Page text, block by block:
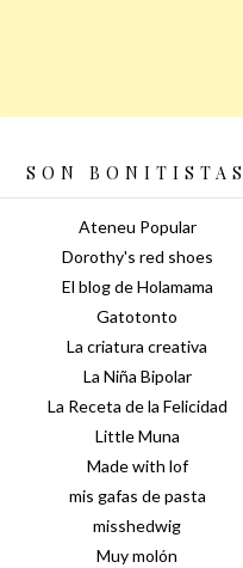
SON BONITISTAS
Ateneu Popular
Dorothy's red shoes
El blog de Holamama
Gatotonto
La criatura creativa
La Niña Bipolar
La Receta de la Felicidad
Little Muna
Made with lof
mis gafas de pasta
misshedwig
Muy molón